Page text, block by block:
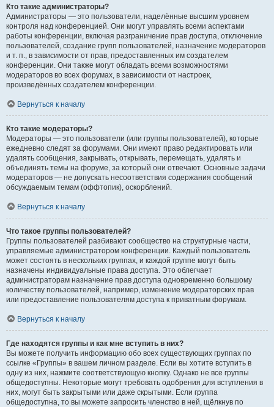
Кто такие администраторы?
Администраторы — это пользователи, наделённые высшим уровнем
контроля над конференцией. Они могут управлять всеми аспектами
работы конференции, включая разграничение прав доступа, отключение
пользователей, создание групп пользователей, назначение модераторов
и т. п., в зависимости от прав, предоставленных им создателем
конференции. Они также могут обладать всеми возможностями
модераторов во всех форумах, в зависимости от настроек,
произведённых создателем конференции.
Вернуться к началу
Кто такие модераторы?
Модераторы — это пользователи (или группы пользователей), которые
ежедневно следят за форумами. Они имеют право редактировать или
удалять сообщения, закрывать, открывать, перемещать, удалять и
объединять темы на форуме, за который они отвечают. Основные задачи
модераторов — не допускать несоответствия содержания сообщений
обсуждаемым темам (оффтопик), оскорблений.
Вернуться к началу
Что такое группы пользователей?
Группы пользователей разбивают сообщество на структурные части,
управляемые администратором конференции. Каждый пользователь
может состоять в нескольких группах, и каждой группе могут быть
назначены индивидуальные права доступа. Это облегчает
администраторам назначение прав доступа одновременно большому
количеству пользователей, например, изменение модераторских прав
или предоставление пользователям доступа к приватным форумам.
Вернуться к началу
Где находятся группы и как мне вступить в них?
Вы можете получить информацию обо всех существующих группах по
ссылке «Группы» в вашем личном разделе. Если вы хотите вступить в
одну из них, нажмите соответствующую кнопку. Однако не все группы
общедоступны. Некоторые могут требовать одобрения для вступления в
них, могут быть закрытыми или даже скрытыми. Если группа
общедоступна, то вы можете запросить членство в ней, щёлкнув по